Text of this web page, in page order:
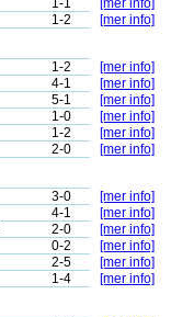
1-1
[mer info]
1-2 [mer info]
1-2
[mer info]
4-1
[mer info]
5-1
[mer info]
1-0
[mer info]
1-2
[mer info]
2-0 [mer info]
3-0
[mer info]
4-1
[mer info]
2-0
[mer info]
0-2
[mer info]
2-5
[mer info]
1-4 [mer info]